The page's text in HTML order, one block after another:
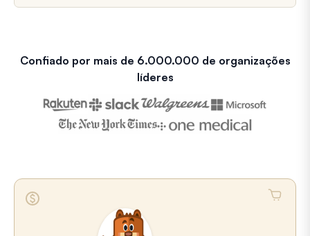
Confiado por mais de 6.000.000 de organizações
líderes